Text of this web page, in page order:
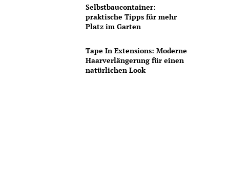
Selbstbaucontainer:
praktische Tipps für mehr
Platz im Garten
Tape In Extensions: Moderne
Haarverlängerung für einen
natürlichen Look